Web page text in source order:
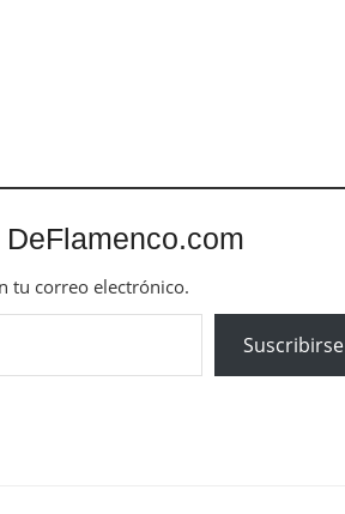
tu correo electrónico.
Suscribirse